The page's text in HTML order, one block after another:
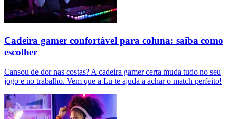
Cadeira gamer confortável para coluna: saiba como
escolher
Cansou de dor nas costas? A cadeira gamer certa muda tudo no seu
jogo e no trabalho. Vem que a Lu te ajuda a achar o match perfeito!